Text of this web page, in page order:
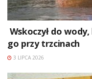
Wskoczył do
go przy trzcinach
3 LIPCA 2026